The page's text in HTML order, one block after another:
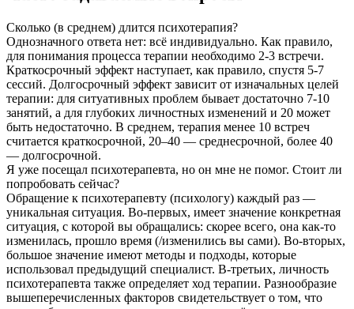
Сколько (в среднем) длится психотерапия?
Однозначного ответа нет: всё индивидуально. Как правило,
для понимания процесса терапии необходимо 2-3 встречи.
Краткосрочный эффект наступает, как правило, спустя 5-7
сессий. Долгосрочный эффект зависит от изначальных целей
терапии: для ситуативных проблем бывает достаточно 7-10
занятий, а для глубоких личностных изменений и 20 может
быть недостаточно. В среднем, терапия менее 10 встреч
считается краткосрочной, 20–40 — среднесрочной, более 40
— долгосрочной.
Я уже посещал психотерапевта, но он мне не помог. Стоит ли
попробовать сейчас?
Обращение к психотерапевту (психологу) каждый раз —
уникальная ситуация. Во-первых, имеет значение конкретная
ситуация, с которой вы обращались: скорее всего, она как-то
изменилась, прошло время (/изменились вы сами). Во-вторых,
большое значение имеют методы и подходы, которые
использовал предыдущий специалист. В-третьих, личность
психотерапевта также определяет ход терапии. Разнообразие
вышеперечисленных факторов свидетельствует о том, что